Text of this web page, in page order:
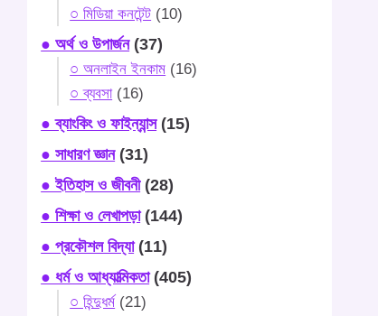
○ মিডিয়া কনটেন্ট (10)
● অর্থ ও উপার্জন(37)
○ অনলাইন ইনকাম (16)
○ ব্যবসা(16)
● ব্যাংকিং ও ফাইন্যান্স(15)
● সাধারণ জ্ঞান(31)
● ইতিহাস ও জীবনী(28)
● শিক্ষা ও লেখাপড়া(144)
● প্রকৌশল বিদ্যা(11)
● ধর্ম ও আধ্যাত্মিকতা(405)
○ হিন্দুধর্ম(21)